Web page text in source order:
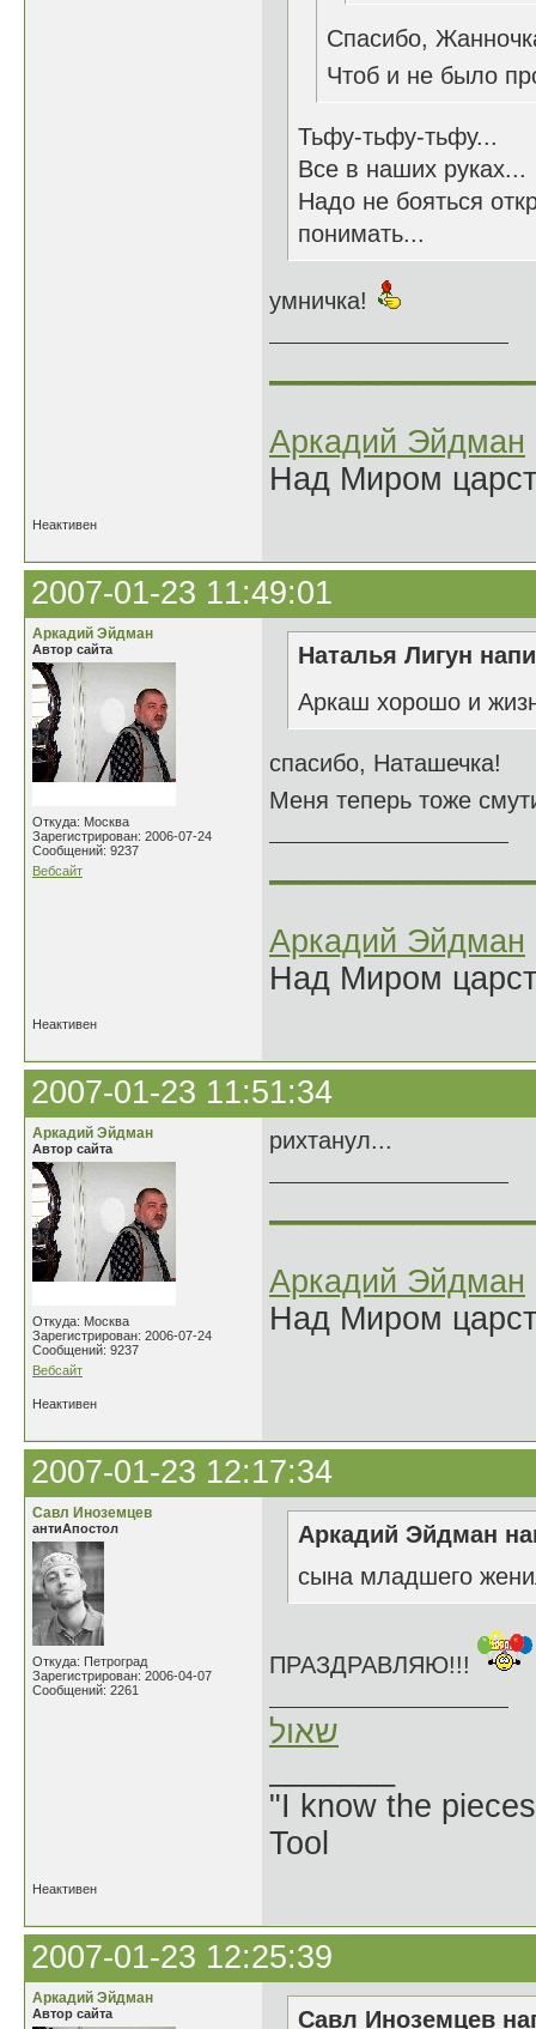
Спасибо,
Чтоб и не было
Тьфу-тьфу-тьфу...
Все в наших руках...
Надо не бояться
понимать...
умничка!
Аркадий Эйдман
Над Миром
Неактивен
2007-01-23 11:49:01
Аркадий Эйдман
Автор сайта
Откуда: Москва
Зарегистрирован: 2006-07-24
Сообщений: 9237
Вебсайт
Наталья Лигун
Аркаш хорошо и
спасибо, Наташечка!
Меня теперь тоже
Аркадий Эйдман
Над Миром
Неактивен
2007-01-23 11:51:34
Аркадий Эйдман
Автор сайта
Откуда: Москва
Зарегистрирован: 2006-07-24
Сообщений: 9237
Вебсайт
рихтанул...
Аркадий Эйдман
Над Миром
Неактивен
2007-01-23 12:17:34
Савл Иноземцев
антиАпостол
Откуда: Петроград
Зарегистрирован: 2006-04-07
Сообщений: 2261
Аркадий Эйдман
сына младшего
ПРАЗДРАВЛЯЮ!!!
שאול
"I know the
Tool
Неактивен
2007-01-23 12:25:39
Аркадий Эйдман
Автор сайта Савл Иноземцев